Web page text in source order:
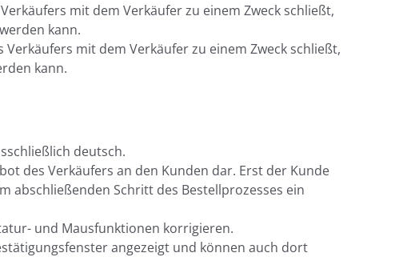
mit dem Verkäufer zu einem Zweck schließt,
kann.
mit dem Verkäufer zu einem Zweck schließt,
kann.
deutsch.
des Verkäufers an den Kunden dar. Erst der Kunde
abschließenden Schritt des Bestellprozesses ein
und Mausfunktionen korrigieren.
angezeigt und können auch dort